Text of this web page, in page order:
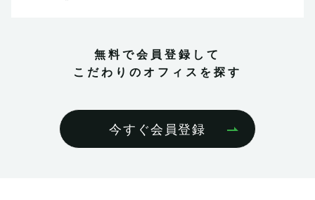
無料で会員登録して
こだわりのオフィスを探す
今すぐ会員登録